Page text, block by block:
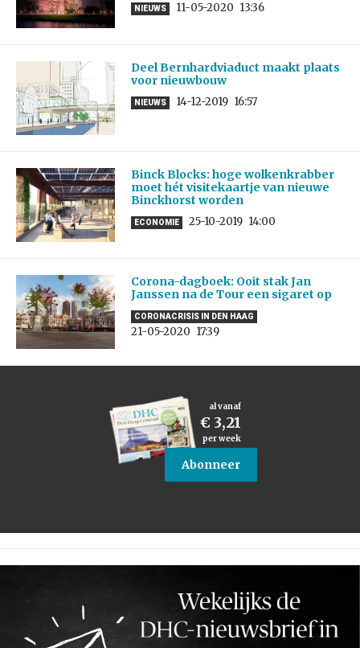
NIEUWS 11-05-2020 13:36
Deel Bernhardviaduct maakt plaats
voor nieuwbouw
NIEUWS 14-12-2019 16:57
Binck Blocks: hoge wolkenkrabber
moet hét visitekaartje van nieuwe
Binckhorst worden
ECONOMIE 25-10-2019 14:00
Corona-dagboek: Ooit stak Jan
Janssen na de Tour een sigaret op
CORONACRISIS IN DEN HAAG
21-05-2020 17:39
al vanaf
€ 3,21
per week
Abonneer